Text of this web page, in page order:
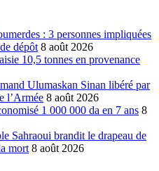
: 3 personnes impliquées
dépôt 8 août 2026
10,5 tonnes en provenance
Ulumaskan Sinan libéré par
l’Armée 8 août 2026
1 000 000 da en 7 ans 8
Sahraoui brandit le drapeau de
mort 8 août 2026